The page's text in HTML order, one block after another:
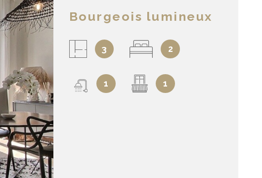
Bourgeois lumineux
3 2
1 1